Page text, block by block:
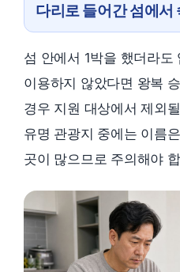
다리로 들어간 섬에서
섬 안에서 1박을 했더라
이용하지 않았다면 왕복
경우 지원 대상에서 제외
유명 관광지 중에는 이름
곳이 많으므로 주의해야